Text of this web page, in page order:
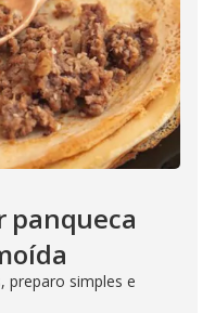
panqueca
preparo simples e